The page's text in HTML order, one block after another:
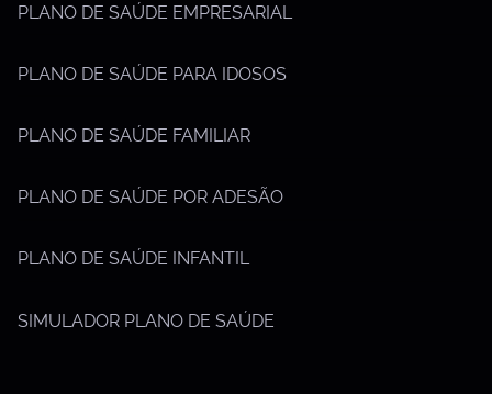
PLANO DE SAÚDE EMPRESARIAL
PLANO DE SAÚDE PARA IDOSOS
PLANO DE SAÚDE FAMILIAR
PLANO DE SAÚDE POR ADESÃO
PLANO DE SAÚDE INFANTIL
SIMULADOR PLANO DE SAÚDE